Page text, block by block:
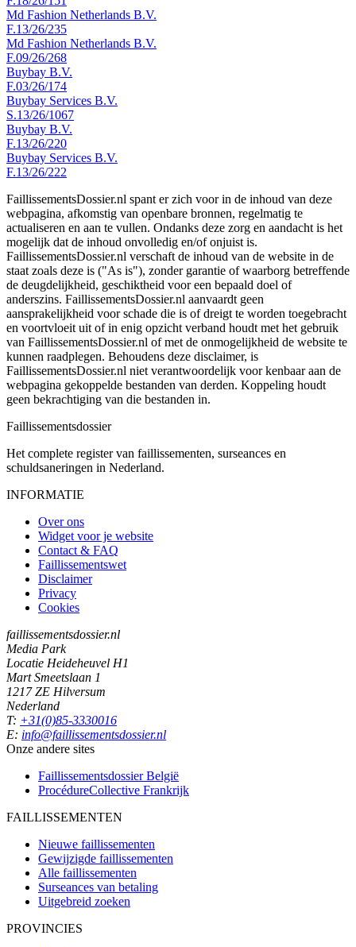
Md Fashion Netherlands B.V.
F.13/26/235
Md Fashion Netherlands B.V.
F.09/26/268
Buybay B.V.
F.03/26/174
Buybay Services B.V.
S.13/26/1067
Buybay B.V.
F.13/26/220
Buybay Services B.V.
F.13/26/222
FaillissementsDossier.nl spant er zich voor in de inhoud van deze
webpagina, afkomstig van openbare bronnen, regelmatig te
actualiseren en aan te vullen. Ondanks deze zorg en aandacht is het
mogelijk dat de inhoud onvolledig en/of onjuist is.
FaillissementsDossier.nl verschaft de inhoud van de website in de
staat zoals deze is ("As is"), zonder garantie of waarborg betreffende
de deugdelijkheid, geschiktheid voor een bepaald doel of
anderszins. FaillissementsDossier.nl aanvaardt geen
aansprakelijkheid voor schade die is of dreigt te worden toegebracht
en voortvloeit uit of in enig opzicht verband houdt met het gebruik
van FaillissementsDossier.nl of met de onmogelijkheid de website te
kunnen raadplegen. Behoudens deze disclaimer, is
FaillissementsDossier.nl niet verantwoordelijk voor kenbaar aan de
webpagina gekoppelde bestanden van derden. Koppeling houdt
geen bekrachtiging van die bestanden in.
Faillissementsdossier
Het complete register van faillissementen, surseances en
schuldsaneringen in Nederland.
INFORMATIE
Over ons
Widget voor je website
Contact & FAQ
Faillissementswet
Disclaimer
Privacy
Cookies
faillissementsdossier.nl
Media Park
Locatie Heideheuvel H1
Mart Smeetslaan 1
1217 ZE Hilversum
Nederland
T: +31(0)85-3330016
E: info@faillissementsdossier.nl
Onze andere sites
Faillissementsdossier België
ProcédureCollective Frankrijk
FAILLISSEMENTEN
Nieuwe faillissementen
Gewijzigde faillissementen
Alle faillissementen
Surseances van betaling
Uitgebreid zoeken
PROVINCIES